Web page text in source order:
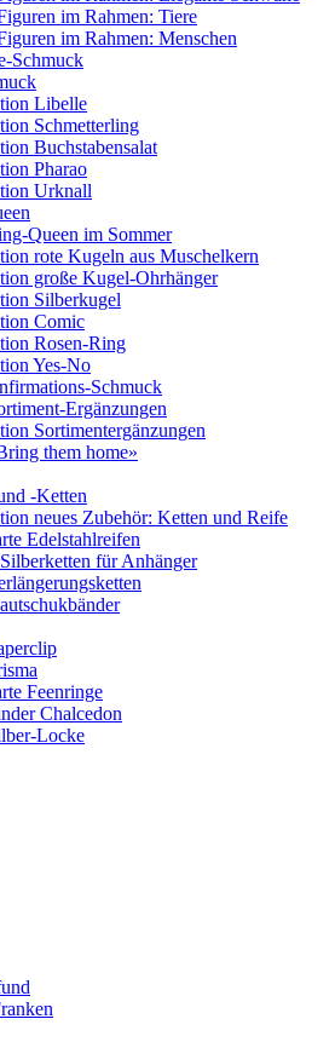
im Rahmen: Tiere
im Rahmen: Menschen
Schmuck
Libelle
Schmetterling
Buchstabensalat
Pharao
Urknall
Queen im Sommer
rote Kugeln aus Muschelkern
große Kugel-Ohrhänger
Silberkugel
Comic
Rosen-Ring
Yes-No
Schmuck
Ergänzungen
Sortimentergänzungen
them home»
-Ketten
neues Zubehör: Ketten und Reife
Edelstahlreifen
für Anhänger
Feenringe
Chalcedon
Locke